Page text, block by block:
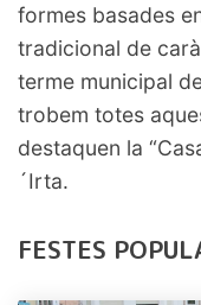
formes basades
tradicional de
terme municipal
trobem totes
destaquen la
´Irta.
FESTES